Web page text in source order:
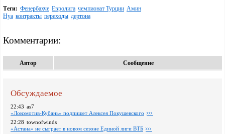
Теги: Фенербахче Евролига чемпионат Турции Амин
Нуа контракты переходы дертона
Комментарии:
Автор Сообщение
Обсуждаемое
22:43 as7
«Локомотив-Кубань» подпишет Алексея Покушевского
22:28 townofwinds
«Астана» не сыграет в новом сезоне Единой лиги ВТБ